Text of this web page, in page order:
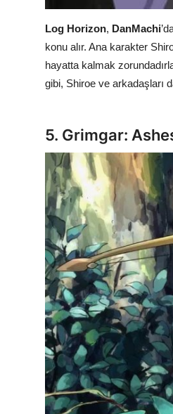
Log Horizon, DanMachi
konu alır. Ana karakter
hayatta kalmak
gibi, Shiroe ve arkadaşları
5. Grimgar: